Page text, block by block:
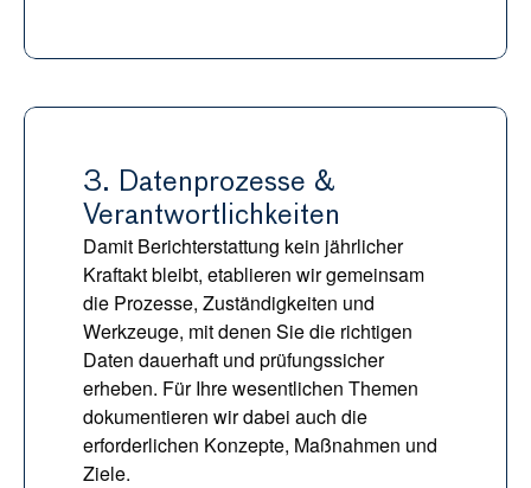
3. Datenprozesse &
Verantwortlichkeiten
Damit Berichterstattung kein jährlicher
Kraftakt bleibt, etablieren wir gemeinsam
die Prozesse, Zuständigkeiten und
Werkzeuge, mit denen Sie die richtigen
Daten dauerhaft und prüfungssicher
erheben. Für Ihre wesentlichen Themen
dokumentieren wir dabei auch die
erforderlichen Konzepte, Maßnahmen und
Ziele.